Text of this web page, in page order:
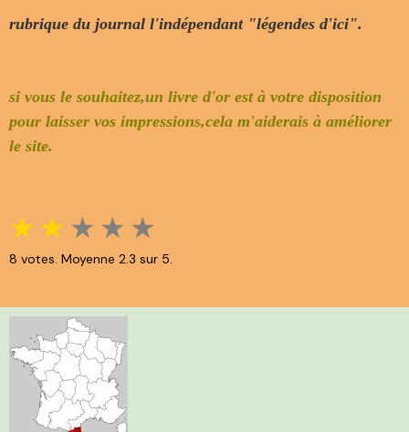
rubrique du journal l'indépendant "légendes d'ici".
si vous le souhaitez,un livre d'or est à votre disposition
pour laisser vos impressions,cela m'aiderais à améliorer
le site.
★ ★ ★ ★ ★
8 votes. Moyenne 2.3 sur 5.